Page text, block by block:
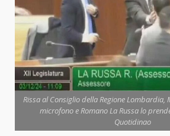
Rissa al Consiglio della Regione
microfono e Romano La Russa lo
Quotidinao